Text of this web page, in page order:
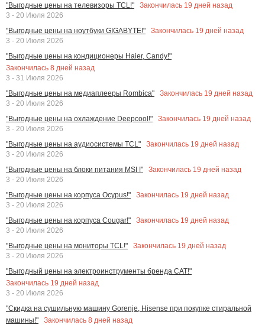
"Выгодные цены на телевизоры TCL!"
Закончилась 19 дней назад
3 - 20 Июля 2026
"Выгодные цены на ноутбуки GIGABYTE!"
Закончилась 19 дней назад
3 - 20 Июля 2026
"Выгодные цены на кондиционеры Haier, Candy!"
Закончилась 8 дней назад
3 - 31 Июля 2026
"Выгодные цены на медиаплееры Rombica"
Закончилась 19 дней назад
3 - 20 Июля 2026
"Выгодные цены на охлаждение Deepcool!"
Закончилась 19 дней назад
3 - 20 Июля 2026
"Выгодные цены на аудиосистемы TCL"
Закончилась 19 дней назад
3 - 20 Июля 2026
"Выгодные цены на блоки питания MSI !"
Закончилась 19 дней назад
3 - 20 Июля 2026
"Выгодные цены на корпуса Ocypus!"
Закончилась 19 дней назад
3 - 20 Июля 2026
"Выгодные цены на корпуса Cougar!"
Закончилась 19 дней назад
3 - 20 Июля 2026
"Выгодные цены на мониторы TCL!"
Закончилась 19 дней назад
3 - 20 Июля 2026
"Выгодный цены на электроинструменты бренда CAT!"
Закончилась 19 дней назад
3 - 20 Июля 2026
"Скидка на сушильную машину Gorenje, Hisense при покупке стиральной
машины!"
Закончилась 8 дней назад